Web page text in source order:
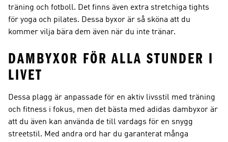
träning och fotboll. Det finns även extra stretchiga tights
för yoga och pilates. Dessa byxor är så sköna att du
kommer vilja bära dem även när du inte tränar.
DAMBYXOR FÖR ALLA STUNDER I
LIVET
Dessa plagg är anpassade för en aktiv livsstil med träning
och fitness i fokus, men det bästa med adidas dambyxor är
att du även kan använda de till vardags för en snygg
streetstil. Med andra ord har du garanterat många